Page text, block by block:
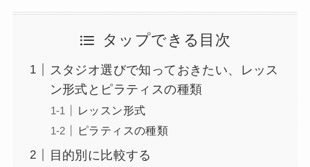
タップできる目次
スタジオ選びで知っておきたい、レッス
ン形式とピラティスの種類
レッスン形式
ピラティスの種類
目的別に比較する